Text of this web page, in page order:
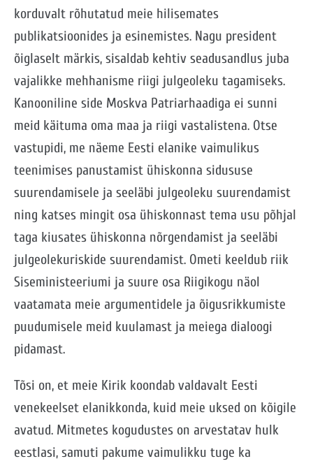
korduvalt rõhutatud meie hilisemates
publikatsioonides ja esinemistes. Nagu president
õiglaselt märkis, sisaldab kehtiv seadusandlus juba
vajalikke mehhanisme riigi julgeoleku tagamiseks.
Kanooniline side Moskva Patriarhaadiga ei sunni
meid käituma oma maa ja riigi vastalistena. Otse
vastupidi, me näeme Eesti elanike vaimulikus
teenimises panustamist ühiskonna sidususe
suurendamisele ja seeläbi julgeoleku suurendamist
ning katses mingit osa ühiskonnast tema usu põhjal
taga kiusates ühiskonna nõrgendamist ja seeläbi
julgeolekuriskide suurendamist. Ometi keeldub riik
Siseministeeriumi ja suure osa Riigikogu näol
vaatamata meie argumentidele ja õigusrikkumiste
puudumisele meid kuulamast ja meiega dialoogi
pidamast.
Tõsi on, et meie Kirik koondab valdavalt Eesti
venekeelset elanikkonda, kuid meie uksed on kõigile
avatud. Mitmetes kogudustes on arvestatav hulk
eestlasi, samuti pakume vaimulikku tuge ka